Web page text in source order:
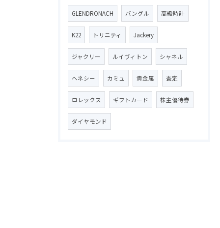
GLENDRONACH バングル 高級時計
K22 トリニティ Jackery
ジャクリー ルイヴィトン シャネル
ヘネシー カミュ 貴金属 査定
ロレックス ギフトカード 株主優待券
ダイヤモンド